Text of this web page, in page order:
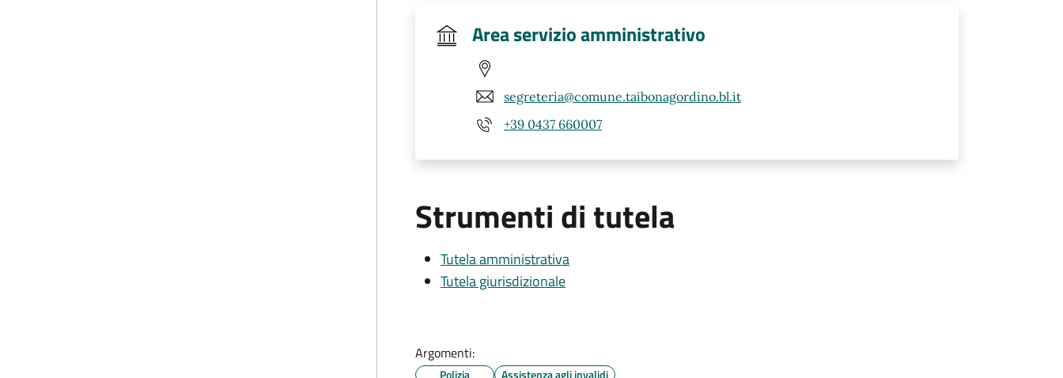
Area servizio amministrativo
segreteria@comune.taibonagordino.bl.it
+39 0437 660007
Strumenti di tutela
Tutela amministrativa
Tutela giurisdizionale
Argomenti:
Polizia Assistenza agli invalidi